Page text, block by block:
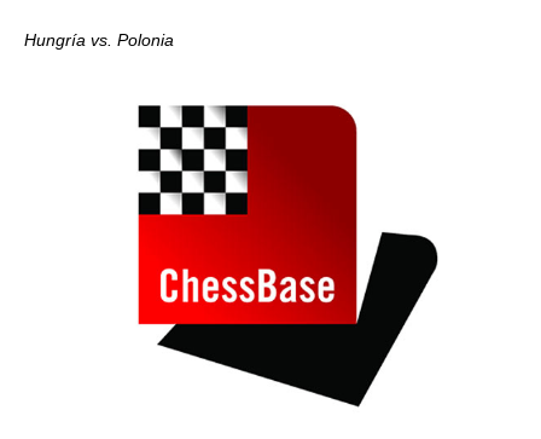
Hungría vs. Polonia